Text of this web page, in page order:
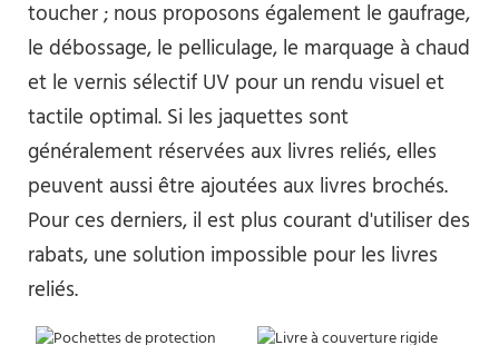
toucher ; nous proposons également le gaufrage,
le débossage, le pelliculage, le marquage à chaud
et le vernis sélectif UV pour un rendu visuel et
tactile optimal. Si les jaquettes sont
généralement réservées aux livres reliés, elles
peuvent aussi être ajoutées aux livres brochés.
Pour ces derniers, il est plus courant d'utiliser des
rabats, une solution impossible pour les livres
reliés.